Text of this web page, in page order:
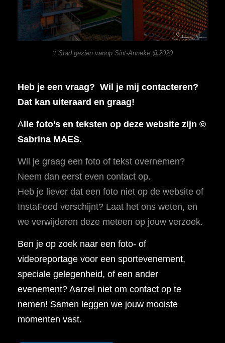
’t Stad gezien vanop Sint-Anneke @2020
Heb je een vraag? Wil je mij contacteren?
Dat kan uiteraard en graag!
Alle foto’s en teksten op deze website zijn ©
Sabrina MAES.
Wil je graag een foto of tekst overnemen?
Neem dan eerst even contact op.
Heb je liever dat een foto niet op de website of
InstaFeed verschijnt? Laat het ons weten, en
we verwijderen deze meteen op jouw verzoek.
Ben je op zoek naar een foto- of
videoreportage voor een sportevenement,
speciale gelegenheid, of een ander
evenement? Aarzel niet om contact op te
nemen! Samen leggen we jouw mooiste
momenten vast.